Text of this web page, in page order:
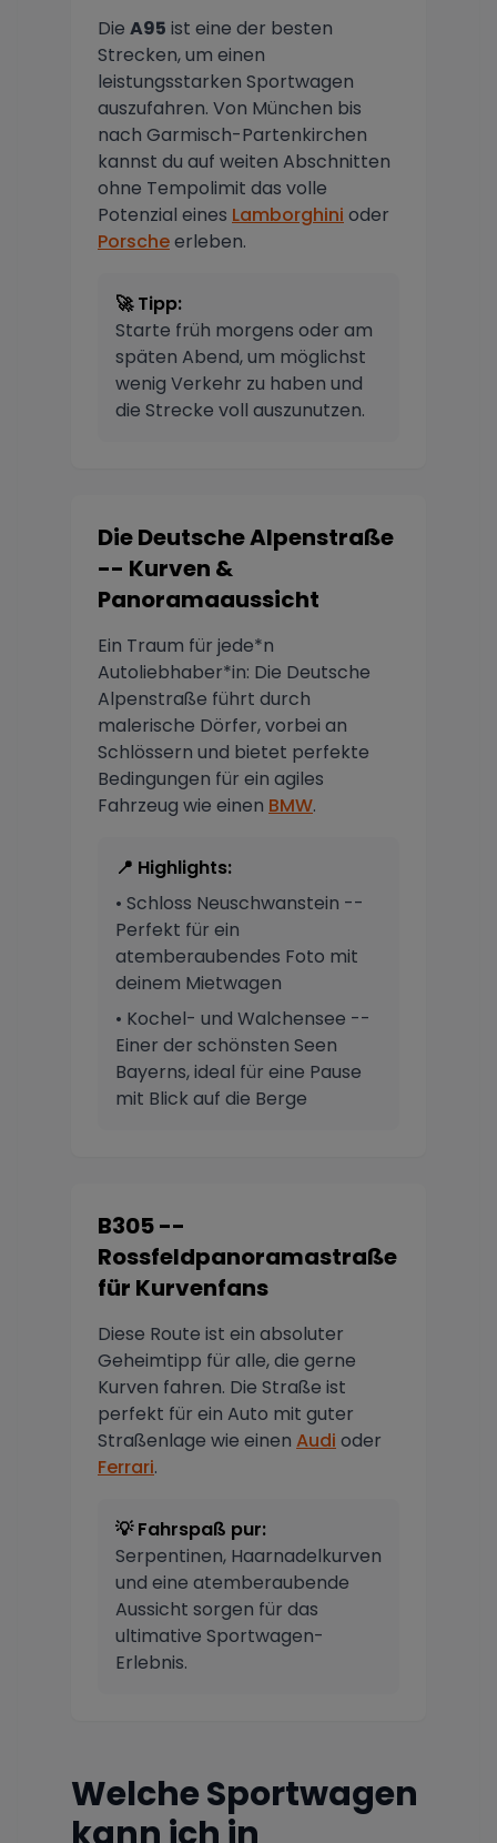
Die A95 ist eine der besten
Strecken, um einen
leistungsstarken Sportwagen
auszufahren. Von München bis
nach Garmisch-Partenkirchen
kannst du auf weiten Abschnitten
ohne Tempolimit das volle
Potenzial eines Lamborghini oder
Porscheerleben.
🚀 Tipp:
Starte früh morgens oder am
späten Abend, um möglichst
wenig Verkehr zu haben und
die Strecke voll auszunutzen.
Die Deutsche Alpenstraße
-- Kurven &
Panoramaaussicht
Ein Traum für jede*n
Autoliebhaber*in: Die Deutsche
Alpenstraße führt durch
malerische Dörfer, vorbei an
Schlössern und bietet perfekte
Bedingungen für ein agiles
Fahrzeug wie einen BMW.
📍 Highlights:
• Schloss Neuschwanstein --
Perfekt für ein
atemberaubendes Foto mit
deinem Mietwagen
• Kochel- und Walchensee --
Einer der schönsten Seen
Bayerns, ideal für eine Pause
mit Blick auf die Berge
B305 --
Rossfeldpanoramastraße
für Kurvenfans
Diese Route ist ein absoluter
Geheimtipp für alle, die gerne
Kurven fahren. Die Straße ist
perfekt für ein Auto mit guter
Straßenlage wie einen Audi oder
Ferrari.
💡 Fahrspaß pur:
Serpentinen, Haarnadelkurven
und eine atemberaubende
Aussicht sorgen für das
ultimative Sportwagen-
Erlebnis.
Welche Sportwagen